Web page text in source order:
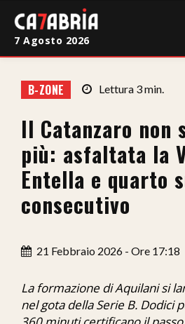
Cronaca
Giudiziaria
Politica
Sport
Sanità
Economia
7 Agosto 2026
B-ZONE Lettura 3min.
Il Catanzaro non
più: asfaltata la
Entella e quarto
consecutivo
21 Febbraio 2026 - Ore 17:18
La formazione di Aquilani si
nel gota della Serie B. Dodici